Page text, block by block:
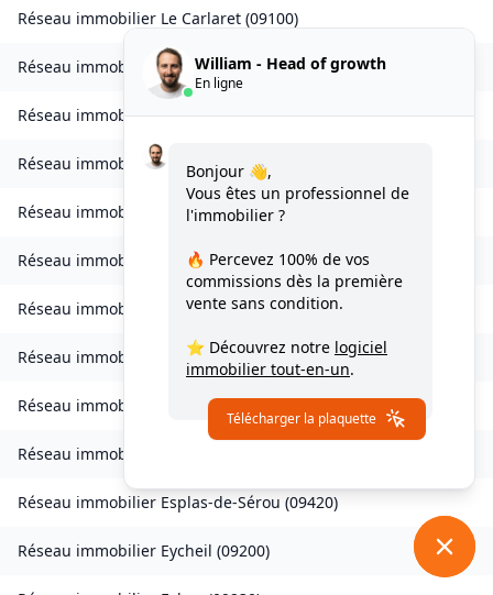
Réseau immobilier Le Carlaret (09100)
Réseau immobilierCaumont(09160)
Réseau immobilierCaychax(09250)
Réseau immobilierCazenave-Serres-et-Allens
Réseau immobilier Celles(09000)
Réseau immobilier Château-Verdun(09310)
Réseau immobilier Clermont (09420)
Réseau immobilier Coussa(09120
Réseau immobilier Daumazan-sur-Arize
Réseau immobilier
Réseau immobilier Esplas-de-Sérou (09420)
Réseau immobilier Eycheil (09200)
William - Head of growth
En ligne
Bonjour 👋,
Vous êtes un professionnel de
l'immobilier ?
🔥 Percevez 100% de vos
commissions dès la première
vente sans condition.
⭐ Découvrez notre logiciel
immobilier tout-en-un.
Télécharger la plaquette